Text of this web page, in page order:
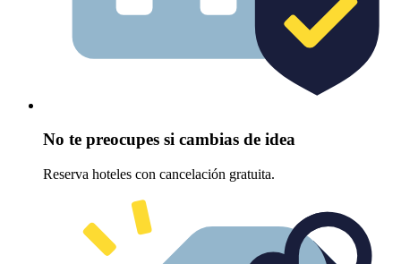
No te preocupes si cambias de idea
Reserva hoteles con cancelación gratuita.